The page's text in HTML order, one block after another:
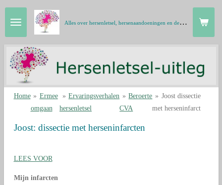
Ga
direct
naar
hoofdinhoud
A
lles over hersenletsel, hersenaandoeningen en de hersenen in gewone taal
Home » Ermee
omgaan
» Ervaringsverhalen
hersenletsel
» Beroerte
CVA
» Joost dissectie
met herseninfarct
Joost: dissectie met herseninfarcten
LEES VOOR
Mijn infarcten